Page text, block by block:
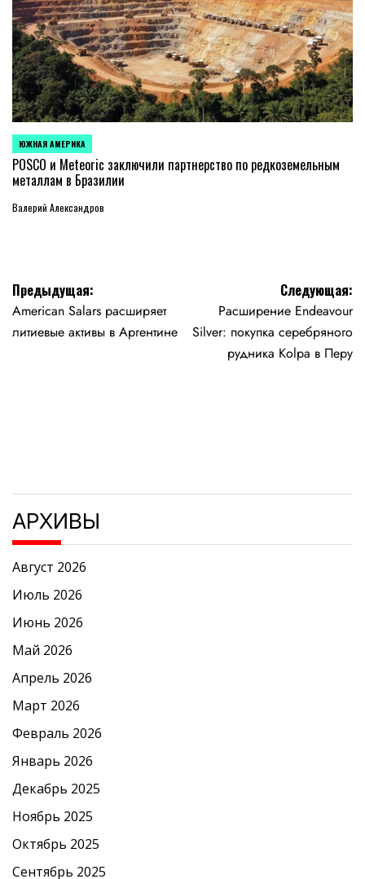
ОПУБЛИКОВАНО
В
ЮЖНАЯ АМЕРИКА
POSCO и Meteoric заключили партнерство по редкоземельным
металлам в Бразилии
Валерий Александров
Навигация
по
Предыдущая:
American Salars расширяет
литиевые активы в Аргентине
Следующая:
Расширение Endeavour
Silver: покупка серебряного
рудника Kolpa в Перу
АРХИВЫ
Август 2026
Июль 2026
Июнь 2026
Май 2026
Апрель 2026
Март 2026
Февраль 2026
Январь 2026
Декабрь 2025
Ноябрь 2025
Октябрь 2025
Сентябрь 2025